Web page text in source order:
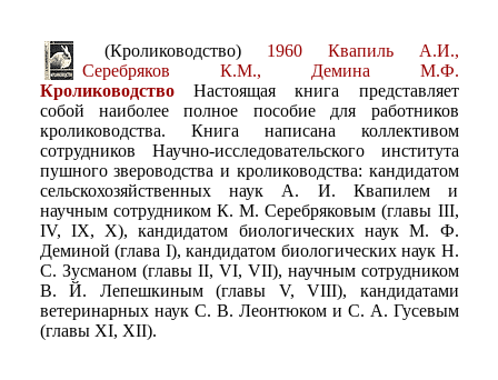
(Кролиководство) 1960 Квапиль А.И.,
Серебряков К.М., Демина М.Ф.
КролиководствоНастоящая книга представляет
собой наиболее полное пособие для работников
кролиководства. Книга написана коллективом
сотрудников Научно-исследовательского института
пушного звероводства и кролиководства: кандидатом
сельскохозяйственных наук А. И. Квапилем и
научным сотрудником К. М. Серебряковым (главы III,
IV, IX, X), кандидатом биологических наук М. Ф.
Деминой (глава I), кандидатом биологических наук Н.
С. Зусманом (главы II, VI, VII), научным сотрудником
В. Й. Лепешкиным (главы V, VIII), кандидатами
ветеринарных наук С. В. Леонтюком и С. А. Гусевым
(главы XI, XII).